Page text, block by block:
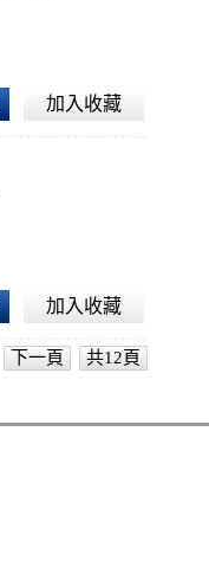
加入收藏
加入收藏
下一頁 共12頁